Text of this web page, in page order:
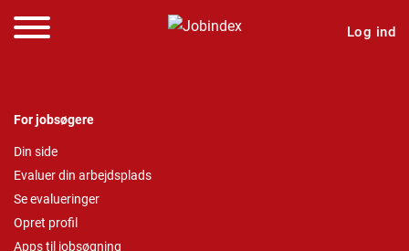
Log ind
For jobsøgere
Din side
Evaluer din arbejdsplads
Se evalueringer
Opret profil
Apps til jobsøgning